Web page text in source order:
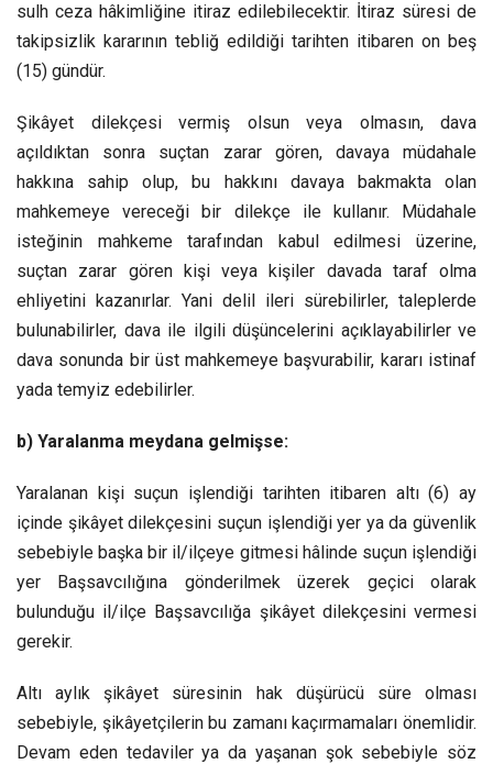
sulh ceza hâkimliğine itiraz edilebilecektir. İtiraz süresi de
takipsizlik kararının tebliğ edildiği tarihten itibaren on beş
(15) gündür.
Şikâyet dilekçesi vermiş olsun veya olmasın, dava
açıldıktan sonra suçtan zarar gören, davaya müdahale
hakkına sahip olup, bu hakkını davaya bakmakta olan
mahkemeye vereceği bir dilekçe ile kullanır. Müdahale
isteğinin mahkeme tarafından kabul edilmesi üzerine,
suçtan zarar gören kişi veya kişiler davada taraf olma
ehliyetini kazanırlar. Yani delil ileri sürebilirler, taleplerde
bulunabilirler, dava ile ilgili düşüncelerini açıklayabilirler ve
dava sonunda bir üst mahkemeye başvurabilir, kararı istinaf
yada temyiz edebilirler.
b) Yaralanma meydana gelmişse:
Yaralanan kişi suçun işlendiği tarihten itibaren altı (6) ay
içinde şikâyet dilekçesini suçun işlendiği yer ya da güvenlik
sebebiyle başka bir il/ilçeye gitmesi hâlinde suçun işlendiği
yer Başsavcılığına gönderilmek üzerek geçici olarak
bulunduğu il/ilçe Başsavcılığa şikâyet dilekçesini vermesi
gerekir.
Altı aylık şikâyet süresinin hak düşürücü süre olması
sebebiyle, şikâyetçilerin bu zamanı kaçırmamaları önemlidir.
Devam eden tedaviler ya da yaşanan şok sebebiyle söz